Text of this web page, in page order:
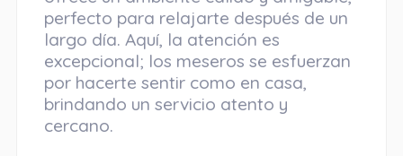
perfecto para relajarte después de un
largo día. Aquí, la atención es
excepcional; los meseros se esfuerzan
por hacerte sentir como en casa,
brindando un servicio atento y
cercano.